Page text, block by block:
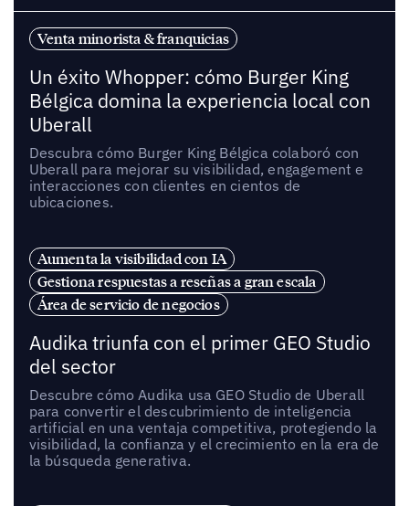
Venta minorista & franquicias
Un éxito Whopper: cómo Burger King
Bélgica domina la experiencia local con
Uberall
Descubra cómo Burger King Bélgica colaboró con
Uberall para mejorar su visibilidad, engagement e
interacciones con clientes en cientos de
ubicaciones.
Aumenta la visibilidad con IA
Gestiona respuestas a reseñas a gran escala
Área de servicio de negocios
Audika triunfa con el primer GEO Studio
del sector
Descubre cómo Audika usa GEO Studio de Uberall
para convertir el descubrimiento de inteligencia
artificial en una ventaja competitiva, protegiendo la
visibilidad, la confianza y el crecimiento en la era de
la búsqueda generativa.